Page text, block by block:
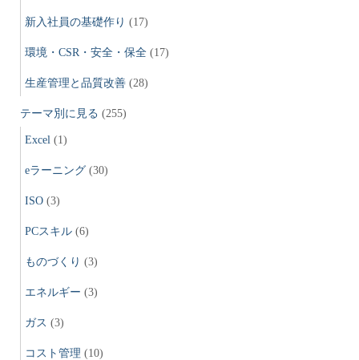
新入社員の基礎作り (17)
環境・CSR・安全・保全 (17)
生産管理と品質改善 (28)
テーマ別に見る (255)
Excel (1)
eラーニング (30)
ISO (3)
PCスキル (6)
ものづくり (3)
エネルギー (3)
ガス (3)
コスト管理 (10)